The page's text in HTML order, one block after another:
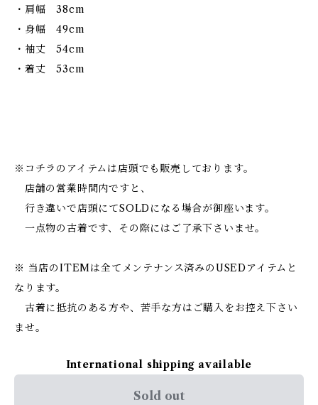
・肩幅 38cm
・身幅 49cm
・袖丈 54cm
・着丈 53cm
※コチラのアイテムは店頭でも販売しております。
店舗の営業時間内ですと、
行き違いで店頭にてSOLDになる場合が御座います。
一点物の古着です、その際にはご了承下さいませ。
※ 当店のITEMは全てメンテナンス済みのUSEDアイテムと
なります。
古着に抵抗のある方や、苦手な方はご購入をお控え下さい
ませ。
International shipping available
Sold out